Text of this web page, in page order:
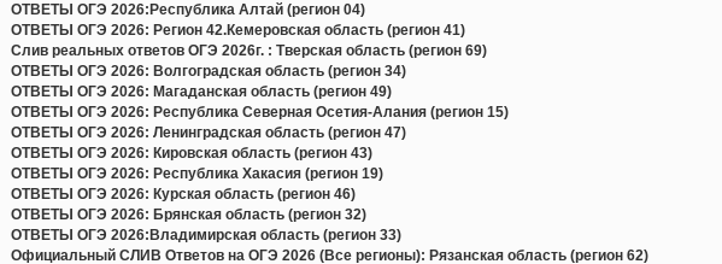
ОТВЕТЫ ОГЭ 2026:Республика Алтай (регион 04)
ОТВЕТЫ ОГЭ 2026: Регион 42.Кемеровская область (регион 41)
Слив реальных ответов ОГЭ 2026г. : Тверская область (регион 69)
ОТВЕТЫ ОГЭ 2026: Волгоградская область (регион 34)
ОТВЕТЫ ОГЭ 2026: Магаданская область (регион 49)
ОТВЕТЫ ОГЭ 2026: Республика Северная Осетия-Алания (регион 15)
ОТВЕТЫ ОГЭ 2026: Ленинградская область (регион 47)
ОТВЕТЫ ОГЭ 2026: Кировская область (регион 43)
ОТВЕТЫ ОГЭ 2026: Республика Хакасия (регион 19)
ОТВЕТЫ ОГЭ 2026: Курская область (регион 46)
ОТВЕТЫ ОГЭ 2026: Брянская область (регион 32)
ОТВЕТЫ ОГЭ 2026:Владимирская область (регион 33)
Официальный СЛИВ Ответов на ОГЭ 2026 (Все регионы): Рязанская область (регион 62)